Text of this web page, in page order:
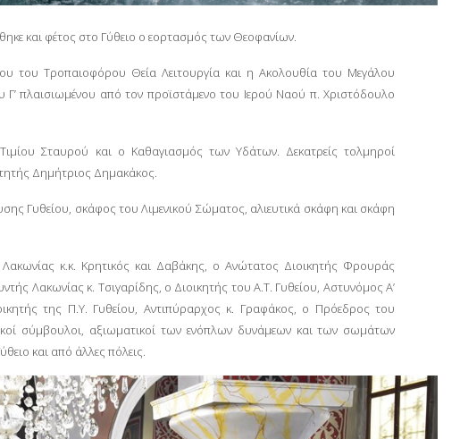
και φέτος στο Γύθειο ο εορτασμός των Θεοφανίων.
του Τροπαιοφόρου Θεία Λειτουργία και η Ακολουθία του Μεγάλου
πλαισιωμένου από τον προϊστάμενο του Ιερού Ναού π. Χριστόδουλο
Σταυρού και ο Καθαγιασμός των Υδάτων. Δεκατρείς τολμηροί
Δημήτριος Δημακάκος.
Γυθείου, σκάφος του Λιμενικού Σώματος, αλιευτικά σκάφη και σκάφη
κ.κ. Κρητικός και Δαβάκης, ο Ανώτατος Διοικητής Φρουράς
Λακωνίας κ. Τσιγαρίδης, ο Διοικητής του Α.Τ. Γυθείου, Αστυνόμος Α’
της Π.Υ. Γυθείου, Αντιπύραρχος κ. Γραφάκος, ο Πρόεδρος του
σύμβουλοι, αξιωματικοί των ενόπλων δυνάμεων και των σωμάτων
και από άλλες πόλεις.